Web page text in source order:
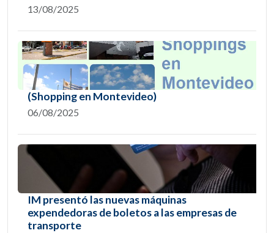
13/08/2025
(Shopping en Montevideo)
06/08/2025
IM presentó las nuevas máquinas
expendedoras de boletos a las empresas de
transporte